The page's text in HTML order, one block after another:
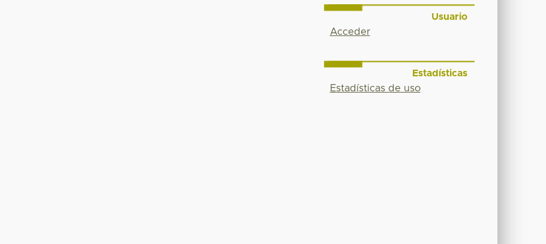
Usuario
Acceder
Estadísticas
Estadísticas de uso